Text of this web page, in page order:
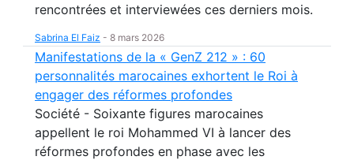
rencontrées et interviewées ces derniers mois.
Sabrina El Faiz - 8 mars 2026
Manifestations de la « GenZ 212 » : 60
personnalités marocaines exhortent le Roi à
engager des réformes profondes
Société - Soixante figures marocaines
appellent le roi Mohammed VI à lancer des
réformes profondes en phase avec les